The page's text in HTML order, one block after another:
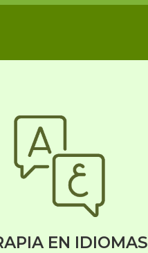
EN IDIOMAS